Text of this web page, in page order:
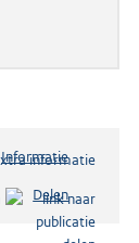
Informatie
Delen